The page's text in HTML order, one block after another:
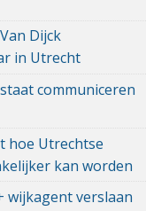
Dijck
in Utrecht
communiceren
hoe Utrechtse
kan worden
wijkagent verslaan